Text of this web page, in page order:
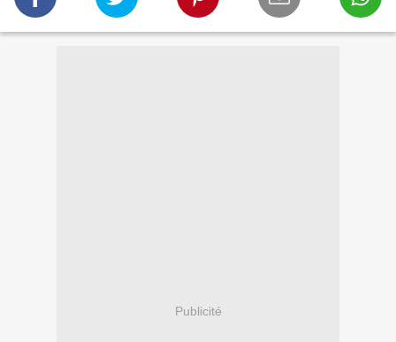
Publicité